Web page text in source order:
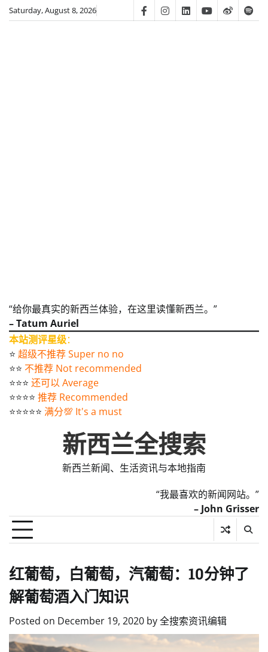
SkipSaturday, August 8, 2026 FacebookInstagram
LinkedinYoutube
Weibo
“给你最真实的新西兰体验，在这里读懂新西兰。”
– Tatum Auriel
本站测评星级：
⭐️ 超级不推荐 Super no no
⭐️⭐️ 不推荐 Not recommended
⭐️⭐️⭐️ 还可以 Average
⭐️⭐️⭐️⭐️ 推荐 Recommended
⭐️⭐️⭐️⭐️⭐️ 满分💯 It's a must
新西兰全搜索
新西兰新闻、生活资讯与本地指南
“我最喜欢的新闻网站。”
– John Grisser
红葡萄，白葡萄，汽葡萄：10分钟了
解葡萄酒入门知识
Posted on December 19, 2020 by全搜索资讯编辑